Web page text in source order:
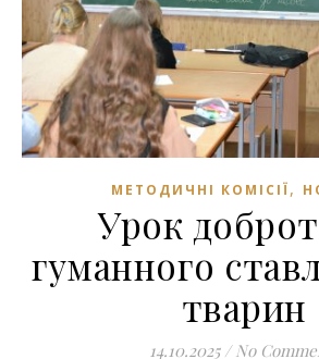
МЕТОДИЧНІ КОМІСІЇ,
Урок
гуманного
тварин
14.10.2025 / No